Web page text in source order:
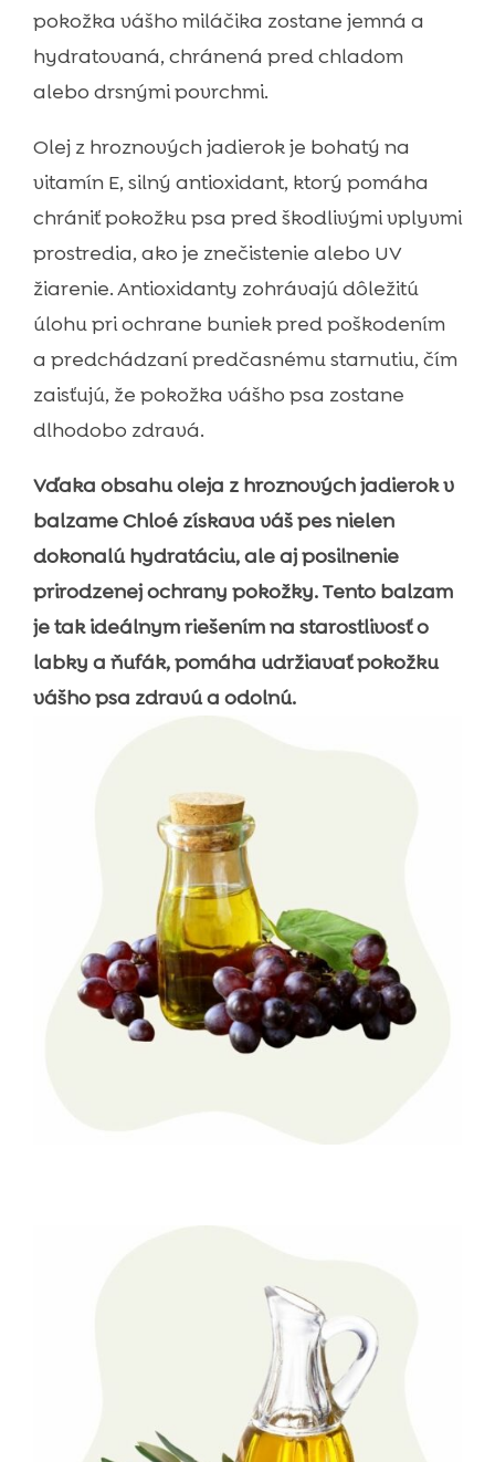
pokožka vášho miláčika zostane jemná a
hydratovaná, chránená pred chladom
alebo drsnými povrchmi.
Olej z hroznových jadierok je bohatý na
vitamín E, silný antioxidant, ktorý pomáha
chrániť pokožku psa pred škodlivými vplyvmi
prostredia, ako je znečistenie alebo UV
žiarenie. Antioxidanty zohrávajú dôležitú
úlohu pri ochrane buniek pred poškodením
a predchádzaní predčasnému starnutiu, čím
zaisťujú, že pokožka vášho psa zostane
dlhodobo zdravá.
Vďaka obsahu oleja z hroznových jadierok v
balzame Chloé získava váš pes nielen
dokonalú hydratáciu, ale aj posilnenie
prirodzenej ochrany pokožky. Tento balzam
je tak ideálnym riešením na starostlivosť o
labky a ňufák, pomáha udržiavať pokožku
vášho psa zdravú a odolnú.